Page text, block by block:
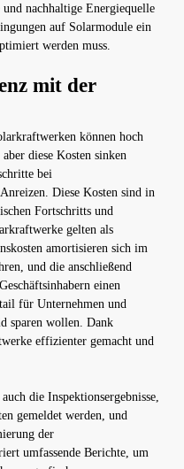
nachhaltige Energiequelle
auf Solarmodule ein
werden muss.
mit der
können hoch
diese Kosten sinken
bei
Diese Kosten sind in
Fortschritts und
gelten als
amortisieren sich im
und die anschließend
einen
für Unternehmen und
sparen wollen. Dank
effizienter gemacht und
die Inspektionsergebnisse,
gemeldet werden, und
der
umfassende Berichte, um